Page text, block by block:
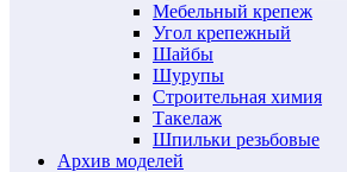
Мебельный крепеж
Угол крепежный
Шайбы
Шурупы
Строительная химия
Такелаж
Шпильки резьбовые
Архив моделей